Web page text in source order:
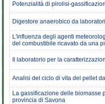
Potenzialità di pirolisi-
Digestore anaerobico da
L'influenza degli agenti
del combustibile ricavato da una
Il laboratorio per la
Analisi del ciclo di vita del pellet
La gassificazione delle biomasse
provincia di Savona